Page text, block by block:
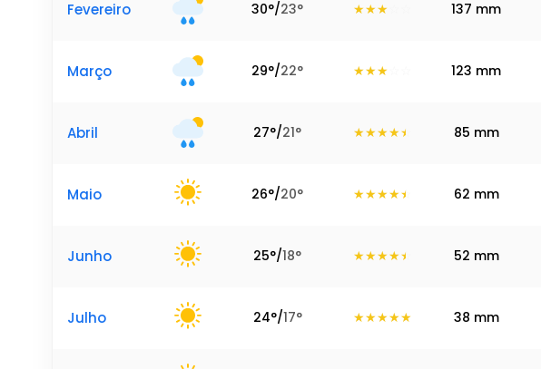
Fevereiro 30°/23° 137 mm
Março 29°/22° 123 mm
Abril 27°/21° 85 mm
Maio 26°/20° 62 mm
Junho 25°/18° 52 mm
Julho 24°/17° 38 mm